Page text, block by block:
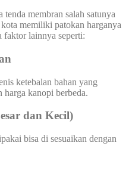
membran salah satunya
memiliki patokan harganya
faktor lainnya seperti:
ketebalan bahan yang
harga kanopi berbeda.
dan Kecil)
bisa di sesuaikan dengan